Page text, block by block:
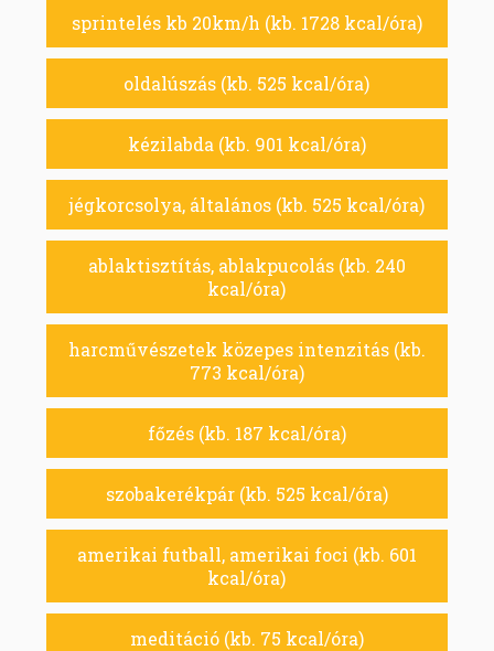
sprintelés kb 20km/h (kb. 1728 kcal/óra)
oldalúszás (kb. 525 kcal/óra)
kézilabda (kb. 901 kcal/óra)
jégkorcsolya, általános (kb. 525 kcal/óra)
ablaktisztítás, ablakpucolás (kb. 240
kcal/óra)
harcművészetek közepes intenzitás (kb.
773 kcal/óra)
főzés (kb. 187 kcal/óra)
szobakerékpár (kb. 525 kcal/óra)
amerikai futball, amerikai foci (kb. 601
kcal/óra)
meditáció (kb. 75 kcal/óra)